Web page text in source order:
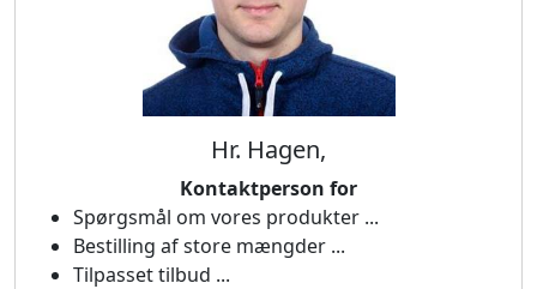
Hr. Hagen,
Kontaktperson for
Spørgsmål om vores produkter ...
Bestilling af store mængder ...
Tilpasset tilbud ...